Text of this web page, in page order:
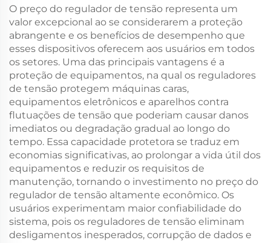
Tensão
Comunicação RS485,
Grau de Proteção IP20
O preço do regulador de tensão representa um
valor excepcional ao se considerarem a proteção
abrangente e os benefícios de desempenho que
esses dispositivos oferecem aos usuários em todos
os setores. Uma das principais vantagens é a
proteção de equipamentos, na qual os reguladores
de tensão protegem máquinas caras,
equipamentos eletrônicos e aparelhos contra
flutuações de tensão que poderiam causar danos
imediatos ou degradação gradual ao longo do
tempo. Essa capacidade protetora se traduz em
economias significativas, ao prolongar a vida útil dos
equipamentos e reduzir os requisitos de
manutenção, tornando o investimento no preço do
regulador de tensão altamente econômico. Os
usuários experimentam maior confiabilidade do
sistema, pois os reguladores de tensão eliminam
desligamentos inesperados, corrupção de dados e